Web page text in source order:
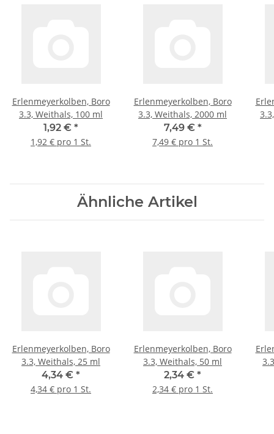
Erlenmeyerkolben, Boro
3.3, Weithals, 100 ml
1,92 € *
1,92 € pro 1 St.
Erlenmeyerkolben, Boro
3.3, Weithals, 2000 ml
7,49 € *
7,49 € pro 1 St.
Ähnliche Artikel
Erlenmeyerkolben, Boro
3.3, Weithals, 25 ml
4,34 € *
4,34 € pro 1 St.
Erlenmeyerkolben, Boro
3.3, Weithals, 50 ml
2,34 € *
2,34 € pro 1 St.